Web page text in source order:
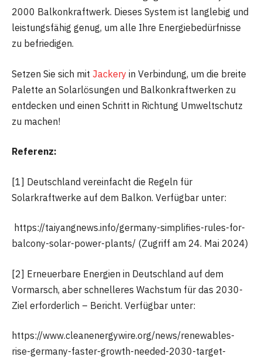
2000 Balkonkraftwerk. Dieses System ist langlebig und
leistungsfähig genug, um alle Ihre Energiebedürfnisse
zu befriedigen.
Setzen Sie sich mit Jackery in Verbindung, um die breite
Palette an Solarlösungen und Balkonkraftwerken zu
entdecken und einen Schritt in Richtung Umweltschutz
zu machen!
Referenz:
[1] Deutschland vereinfacht die Regeln für
Solarkraftwerke auf dem Balkon. Verfügbar unter:
https://taiyangnews.info/germany-simplifies-rules-for-
balcony-solar-power-plants/ (Zugriff am 24. Mai 2024)
[2] Erneuerbare Energien in Deutschland auf dem
Vormarsch, aber schnelleres Wachstum für das 2030-
Ziel erforderlich – Bericht. Verfügbar unter:
https://www.cleanenergywire.org/news/renewables-
rise-germany-faster-growth-needed-2030-target-